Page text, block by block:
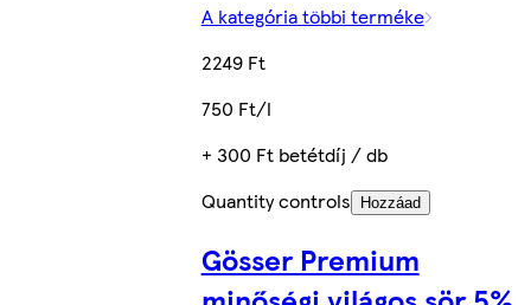
A kategória többi terméke
2249 Ft
750 Ft/l
+ 300 Ft betétdíj / db
Quantity controls
Hozzáad
Gösser Premium